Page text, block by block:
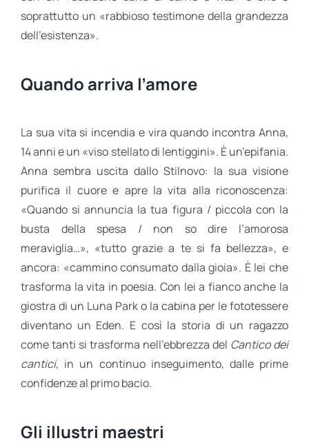
soprattutto un «rabbioso testimone della grandezza
dell’esistenza».
Quando arriva l’amore
La sua vita si incendia e vira quando incontra Anna,
14 anni e un «viso stellato di lentiggini». È un’epifania.
Anna sembra uscita dallo Stilnovo: la sua visione
purifica il cuore e apre la vita alla riconoscenza:
«Quando si annuncia la tua figura / piccola con la
busta della spesa / non so dire l’amorosa
meraviglia…», «tutto grazie a te si fa bellezza», e
ancora: «cammino consumato dalla gioia». È lei che
trasforma la vita in poesia. Con lei a fianco anche la
giostra di un Luna Park o la cabina per le fototessere
diventano un Eden. E così la storia di un ragazzo
come tanti si trasforma nell’ebbrezza del Cantico dei
cantici, in un continuo inseguimento, dalle prime
confidenze al primo bacio.
Gli illustri maestri